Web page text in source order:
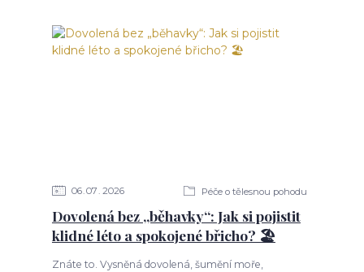
06 07 2026 Péče o tělesnou pohodu
Dovolená bez „běhavky“: Jak si pojistit
klidné léto a spokojené břicho? 🏖️
Znáte to. Vysněná dovolená, šumění moře,